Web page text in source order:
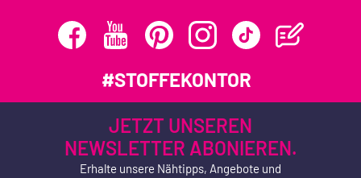
#STOFFEKONTOR
JETZT UNSEREN
NEWSLETTER ABONIEREN.
Erhalte unsere Nähtipps, Angebote und